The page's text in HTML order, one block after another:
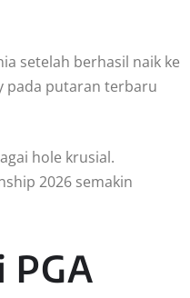
setelah berhasil naik ke
pada putaran terbaru
hole krusial.
2026 semakin